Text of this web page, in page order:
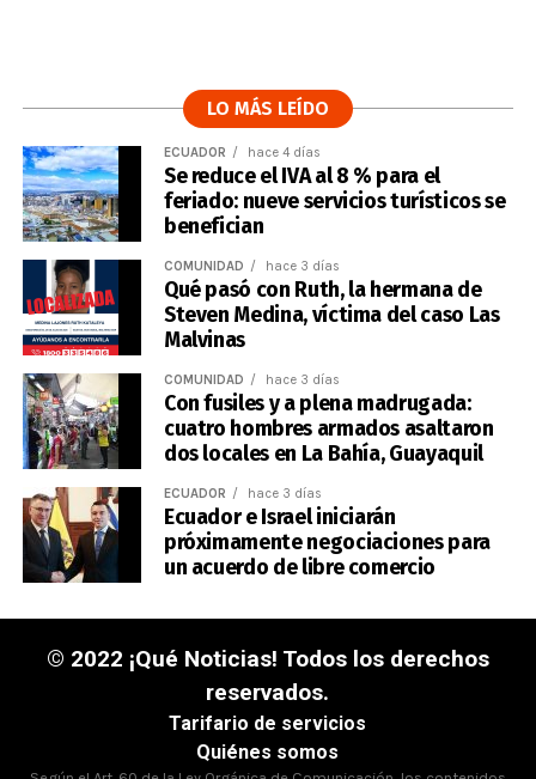
LO MÁS LEÍDO
ECUADOR hace 4 días
Se reduce el IVA al 8 % para el
feriado: nueve servicios turísticos se
benefician
COMUNIDAD hace 3 días
Qué pasó con Ruth, la hermana de
Steven Medina, víctima del caso Las
Malvinas
COMUNIDAD hace 3 días
Con fusiles y a plena madrugada:
cuatro hombres armados asaltaron
dos locales en La Bahía, Guayaquil
ECUADOR hace 3 días
Ecuador e Israel iniciarán
próximamente negociaciones para
un acuerdo de libre comercio
© 2022 ¡Qué Noticias! Todos los derechos
reservados.
Tarifario de servicios
Quiénes somos